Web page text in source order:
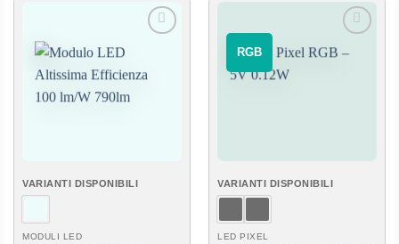
dei
desideri
VARIANTI DISPONIBILI
MODULI LED
⠀RGB⠀
Aggiungi
alla lista
VARIANTI DISPONIBILI
LED PIXEL